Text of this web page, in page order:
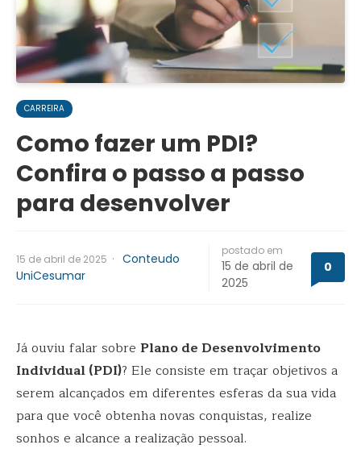
CARREIRA
Como fazer um PDI?
Confira o passo a passo
para desenvolver
15 de abril de 2025 · Conteudo
UniCesumar
postado em
15 de abril de
2025
0
Já ouviu falar sobre Plano de Desenvolvimento
Individual (PDI)? Ele consiste em traçar objetivos a
serem alcançados em diferentes esferas da sua vida
para que você obtenha novas conquistas, realize
sonhos e alcance a realização pessoal.